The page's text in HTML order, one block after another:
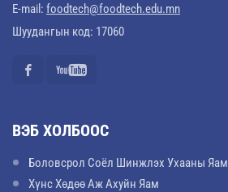
E-mail: foodtech@foodtech.edu.mn
Шуудангын код: 17060
ВЭБ ХОЛБООС
Боловсрол Соёл Шинжлэх Ухааны Яам
Хүнс Хөдөө Аж Ахуйн Яам